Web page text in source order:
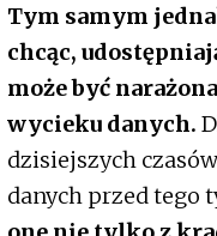
Tym samym
chcąc,
może być
wycieku danych.
dzisiejszych
danych przed tego